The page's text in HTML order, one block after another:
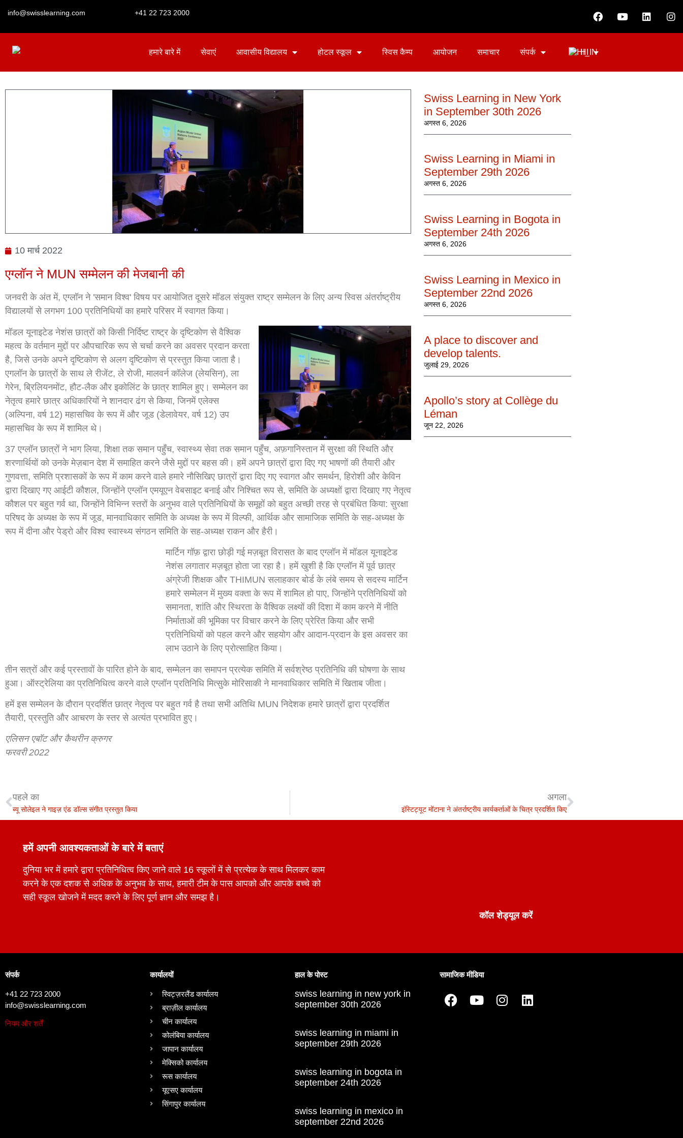
info@swisslearning.com +41 22 723 2000
हमारे बारे में सेवाएं आवासीय विद्यालय होटल स्कूल स्विस कैम्प आयोजन समाचार संपर्क HI
10 मार्च 2022
एग्लॉन ने MUN सम्मेलन की मेजबानी की
जनवरी के अंत में, एग्लॉन ने 'समान विश्व' विषय पर आयोजित दूसरे मॉडल संयुक्त राष्ट्र सम्मेलन के लिए अन्य स्विस अंतर्राष्ट्रीय
विद्यालयों से लगभग 100 प्रतिनिधियों का हमारे परिसर में स्वागत किया।
मॉडल यूनाइटेड नेशंस छात्रों को किसी निर्दिष्ट राष्ट्र के दृष्टिकोण से वैश्विक
महत्व के वर्तमान मुद्दों पर औपचारिक रूप से चर्चा करने का अवसर प्रदान करता
है, जिसे उनके अपने दृष्टिकोण से अलग दृष्टिकोण से प्रस्तुत किया जाता है।
एगलॉन के छात्रों के साथ ले रीजेंट, ले रोजी, मालवर्न कॉलेज (लेयसिन), ला
गेरेन, ब्रिलियनमोंट, हौट-लैक और इकोलिंट के छात्र शामिल हुए। सम्मेलन का
नेतृत्व हमारे छात्र अधिकारियों ने शानदार ढंग से किया, जिनमें एलेक्स
(अल्पिना, वर्ष 12) महासचिव के रूप में और जूड (डेलावेयर, वर्ष 12) उप
महासचिव के रूप में शामिल थे।
37 एग्लॉन छात्रों ने भाग लिया, शिक्षा तक समान पहुँच, स्वास्थ्य सेवा तक समान पहुँच, अफ़गानिस्तान में सुरक्षा की स्थिति और
शरणार्थियों को उनके मेज़बान देश में समाहित करने जैसे मुद्दों पर बहस की। हमें अपने छात्रों द्वारा दिए गए भाषणों की तैयारी और
गुणवत्ता, समिति प्रशासकों के रूप में काम करने वाले हमारे नौसिखिए छात्रों द्वारा दिए गए स्वागत और समर्थन, हिरोशी और केविन
द्वारा दिखाए गए आईटी कौशल, जिन्होंने एग्लॉन एमयूएन वेबसाइट बनाई और निश्चित रूप से, समिति के अध्यक्षों द्वारा दिखाए गए नेतृत्व
कौशल पर बहुत गर्व था, जिन्होंने विभिन्न स्तरों के अनुभव वाले प्रतिनिधियों के समूहों को बहुत अच्छी तरह से प्रबंधित किया: सुरक्षा
परिषद के अध्यक्ष के रूप में जूड, मानवाधिकार समिति के अध्यक्ष के रूप में विल्फी, आर्थिक और सामाजिक समिति के सह-अध्यक्ष के
रूप में दीना और पेड्रो और विश्व स्वास्थ्य संगठन समिति के सह-अध्यक्ष राकन और हैरी।
मार्टिन गॉफ़ द्वारा छोड़ी गई मज़बूत विरासत के बाद एग्लॉन में मॉडल यूनाइटेड
नेशंस लगातार मज़बूत होता जा रहा है। हमें खुशी है कि एग्लॉन में पूर्व छात्र
अंग्रेजी शिक्षक और THIMUN सलाहकार बोर्ड के लंबे समय से सदस्य मार्टिन
हमारे सम्मेलन में मुख्य वक्ता के रूप में शामिल हो पाए, जिन्होंने प्रतिनिधियों को
समानता, शांति और स्थिरता के वैश्विक लक्ष्यों की दिशा में काम करने में नीति
निर्माताओं की भूमिका पर विचार करने के लिए प्रेरित किया और सभी
प्रतिनिधियों को पहल करने और सहयोग और आदान-प्रदान के इस अवसर का
लाभ उठाने के लिए प्रोत्साहित किया।
तीन सत्रों और कई प्रस्तावों के पारित होने के बाद, सम्मेलन का समापन प्रत्येक समिति में सर्वश्रेष्ठ प्रतिनिधि की घोषणा के साथ
हुआ। ऑस्ट्रेलिया का प्रतिनिधित्व करने वाले एग्लॉन प्रतिनिधि मित्सुके मोरिसाकी ने मानवाधिकार समिति में खिताब जीता।
हमें इस सम्मेलन के दौरान प्रदर्शित छात्र नेतृत्व पर बहुत गर्व है तथा सभी अतिथि MUN निदेशक हमारे छात्रों द्वारा प्रदर्शित
तैयारी, प्रस्तुति और आचरण के स्तर से अत्यंत प्रभावित हुए।
एलिसन एबॉट और कैथरीन क्रुगर
फरवरी 2022
Swiss Learning in New York
in September 30th 2026
अगस्त 6, 2026
Swiss Learning in Miami in
September 29th 2026
अगस्त 6, 2026
Swiss Learning in Bogota in
September 24th 2026
अगस्त 6, 2026
Swiss Learning in Mexico in
September 22nd 2026
अगस्त 6, 2026
A place to discover and
develop talents.
जुलाई 29, 2026
Apollo’s story at Collège du
Léman
जून 22, 2026
पहले का
ब्यू सोलेइल ने गाइज़ एंड डॉल्स संगीत प्रस्तुत किया
अगला
इंस्टिट्यूट मोंटाना ने अंतर्राष्ट्रीय कार्यकर्ताओं के चित्र प्रदर्शित किए
हमें अपनी आवश्यकताओं के बारे में बताएं
दुनिया भर में हमारे द्वारा प्रतिनिधित्व किए जाने वाले 16 स्कूलों में से प्रत्येक के साथ मिलकर काम
करने के एक दशक से अधिक के अनुभव के साथ, हमारी टीम के पास आपको और आपके बच्चे को
सही स्कूल खोजने में मदद करने के लिए पूर्ण ज्ञान और समझ है।
कॉल शेड्यूल करें
संपर्क
+41 22 723 2000
info@swisslearning.com
नियम और शर्तें
कार्यालयों
स्विट्ज़रलैंड कार्यालय
ब्राज़ील कार्यालय
चीन कार्यालय
कोलंबिया कार्यालय
जापान कार्यालय
मेक्सिको कार्यालय
रूस कार्यालय
यूएसए कार्यालय
सिंगापुर कार्यालय
हाल के पोस्ट
swiss learning in new york in
september 30th 2026
swiss learning in miami in
september 29th 2026
swiss learning in bogota in
september 24th 2026
swiss learning in mexico in
september 22nd 2026
सामाजिक मीडिया